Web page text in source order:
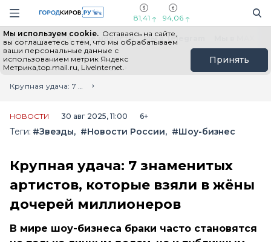
Навигация сайта
81,41 94,06
Мы используем cookie. Оставаясь на сайте,
вы соглашаетесь с тем, что мы обрабатываем
ваши персональные данные с
использованием метрик Яндекс
Метрика,top.mail.ru, LiveInternet.
Принять
Выборы - 2026 Все новости Мы в Telegram
Главная
Лента новостей
Крупная удача: 7 знаменитых артистов, которые взяли в жёны дочерей миллионеров
НОВОСТИ 30 авг 2025, 11:00 6+
Теги: #Звезды #Новости России #Шоу-бизнес
Крупная удача: 7 знаменитых
артистов, которые взяли в жёны
дочерей миллионеров
В мире шоу-бизнеса браки часто становятся